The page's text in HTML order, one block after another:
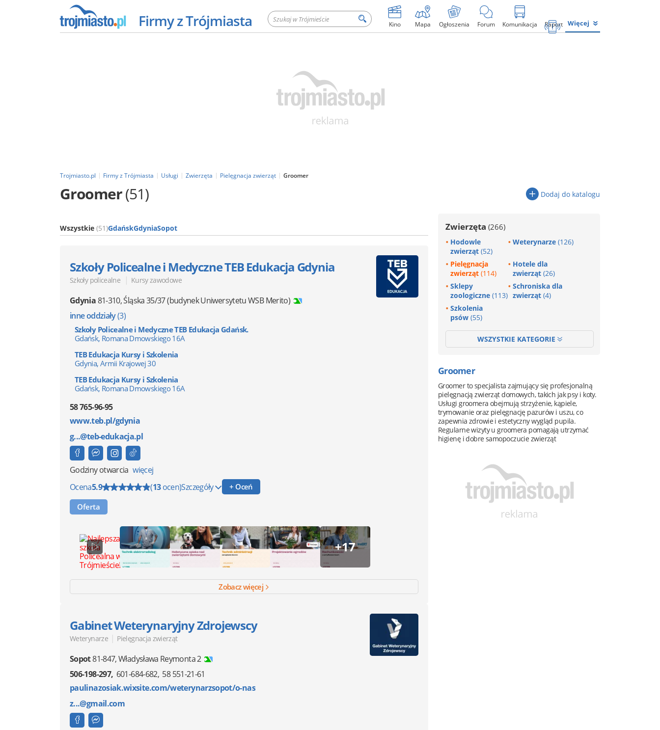
Firmy z Trójmiasta Kino Mapa Ogłoszenia Forum Komunikacja Raport Więcej
Trojmiasto.pl Firmy z Trójmiasta Usługi Zwierzęta Pielęgnacja zwierząt Groomer
Groomer(51) Dodaj do katalogu
Wszystkie (51)GdańskGdyniaSopot
Szkoły Policealne i Medyczne TEB Edukacja Gdynia
Szkoły policealne | Kursy zawodowe
Gdynia81-310,Śląska 35/37(budynek Uniwersytetu WSB Merito)
inne oddziały(3)
Szkoły Policealne i Medyczne TEB Edukacja Gdańsk.
Gdańsk, Romana Dmowskiego 16A
TEB Edukacja Kursy i Szkolenia
Gdynia, Armii Krajowej 30
TEB Edukacja Kursy i Szkolenia
Gdańsk, Romana Dmowskiego 16A
58 765-96-95
www.teb.pl/gdynia
g...@teb-edukacja.pl
Godziny otwarcia więcej
Ocena5.9 (13ocen)Szczegóły + Oceń
Oferta
+17
Zobacz więcej
Gabinet Weterynaryjny Zdrojewscy
Weterynarze | Pielęgnacja zwierząt
Sopot81-847,Władysława Reymonta 2
506-198-297 601-684-682 58 551-21-61
paulinazosiak.wixsite.com/weterynarzsopot/o-nas
z...@gmail.com
Zwierzęta (266)
Hodowle
zwierząt (52)
Weterynarze (126)
Pielęgnacja
zwierząt (114)
Hotele dla
zwierząt (26)
Sklepy
zoologiczne (113)
Schroniska dla
zwierząt (4)
Szkolenia
psów (55)
WSZYSTKIE KATEGORIE
Groomer
Groomer to specjalista zajmujący się profesjonalną
pielęgnacją zwierząt domowych, takich jak psy i koty.
Usługi groomera obejmują strzyżenie, kąpiele,
trymowanie oraz pielęgnację pazurów i uszu, co
zapewnia zdrowie i estetyczny wygląd pupila.
Regularne wizyty u groomera pomagają utrzymać
higienę i dobre samopoczucie zwierząt